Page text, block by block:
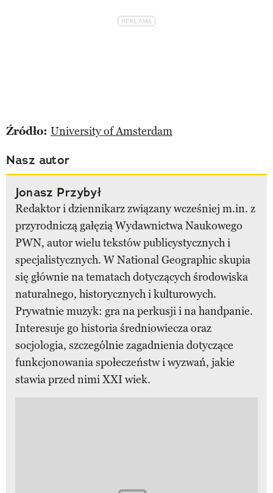
Źródło: University of Amsterdam
Nasz autor
Jonasz Przybył
Redaktor i dziennikarz związany wcześniej m.in. z
przyrodniczą gałęzią Wydawnictwa Naukowego
PWN, autor wielu tekstów publicystycznych i
specjalistycznych. W National Geographic skupia
się głównie na tematach dotyczących środowiska
naturalnego, historycznych i kulturowych.
Prywatnie muzyk: gra na perkusji i na handpanie.
Interesuje go historia średniowiecza oraz
socjologia, szczególnie zagadnienia dotyczące
funkcjonowania społeczeństw i wyzwań, jakie
stawia przed nimi XXI wiek.